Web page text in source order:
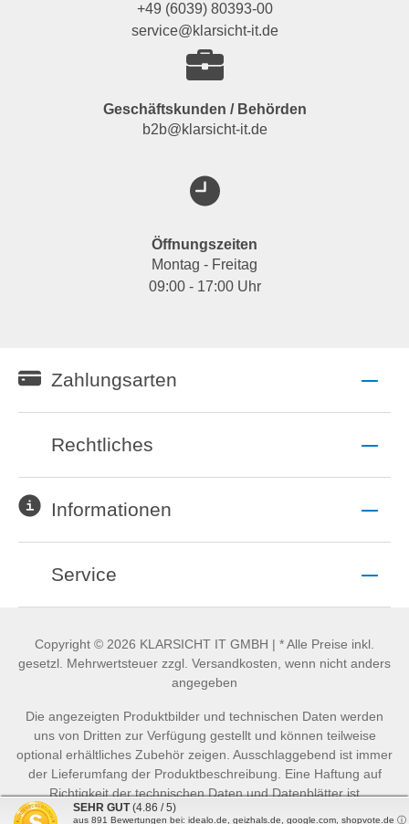
+49 (6039) 80393-00
service@klarsicht-it.de
Geschäftskunden / Behörden
b2b@klarsicht-it.de
Öffnungszeiten
Montag - Freitag
09:00 - 17:00 Uhr
Zahlungsarten
Rechtliches
Informationen
Service
Copyright © 2026 KLARSICHT IT GMBH | * Alle Preise inkl.
gesetzl. Mehrwertsteuer zzgl. Versandkosten, wenn nicht anders
angegeben
Die angezeigten Produktbilder und technischen Daten werden
uns von Dritten zur Verfügung gestellt und können teilweise
optional erhältliches Zubehör zeigen. Ausschlaggebend ist immer
der Lieferumfang der Produktbeschreibung. Eine Haftung auf
Richtigkeit der technischen Daten und Datenblätter ist
ausgeschlossen.
SEHR GUT (4.86 / 5)
aus 891 Bewertungen bei: idealo.de, geizhals.de, google.com, shopvote.de ⓘ